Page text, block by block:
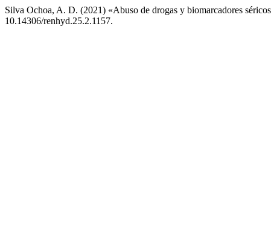
Silva Ochoa, A. D. (2021) «Abuso de drogas y biomarcadores
10.14306/renhyd.25.2.1157.